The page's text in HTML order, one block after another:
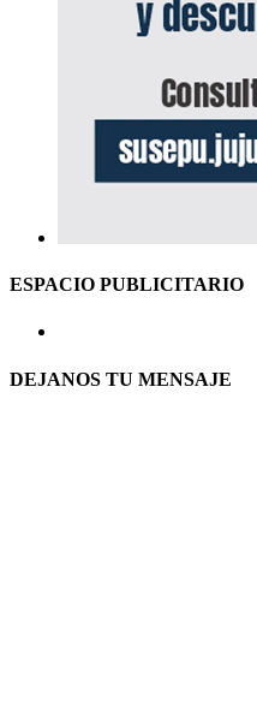
ESPACIO PUBLICITARIO
DEJANOS TU MENSAJE